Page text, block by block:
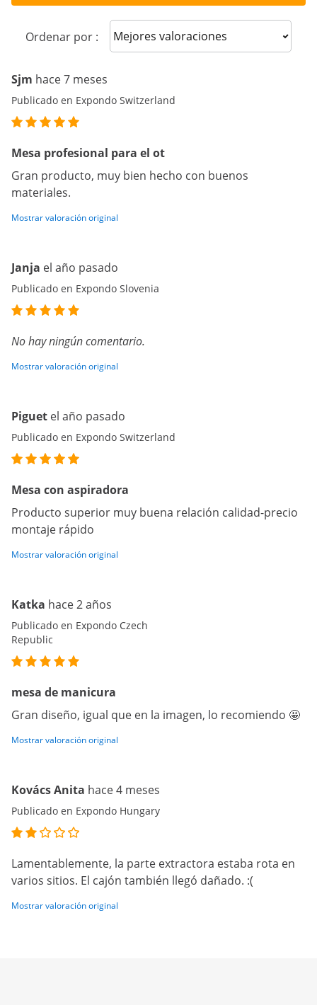
Ordenar por : Sort reviews
Sjm hace 7 meses
Publicado en Expondo Switzerland
Mesa profesional para el ot
Gran producto, muy bien hecho con buenos
materiales.
Mostrar valoración original
Janja el año pasado
Publicado en Expondo Slovenia
No hay ningún comentario.
Mostrar valoración original
Piguet el año pasado
Publicado en Expondo Switzerland
Mesa con aspiradora
Producto superior muy buena relación calidad-precio
montaje rápido
Mostrar valoración original
Katka hace 2 años
Publicado en Expondo Czech
Republic
mesa de manicura
Gran diseño, igual que en la imagen, lo recomiendo 🤩
Mostrar valoración original
Kovács Anita hace 4 meses
Publicado en Expondo Hungary
Lamentablemente, la parte extractora estaba rota en
varios sitios. El cajón también llegó dañado. :(
Mostrar valoración original